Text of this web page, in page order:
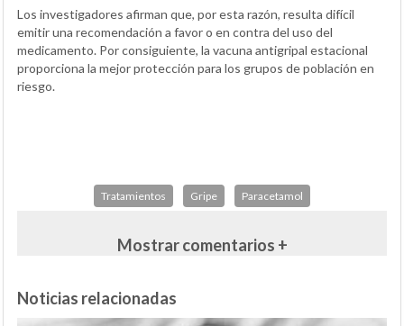
Los investigadores afirman que, por esta razón, resulta difícil
emitir una recomendación a favor o en contra del uso del
medicamento. Por consiguiente, la vacuna antigripal estacional
proporciona la mejor protección para los grupos de población en
riesgo.
Tratamientos Gripe Paracetamol
Mostrar comentarios +
Noticias relacionadas